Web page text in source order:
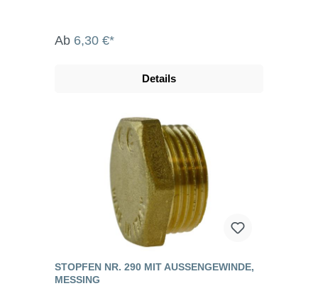
Ab 6,30 €*
Details
STOPFEN NR. 290 MIT AUSSENGEWINDE, M
ESSING